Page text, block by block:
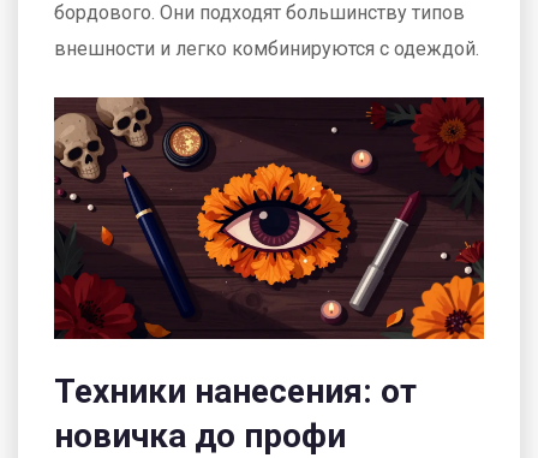
бордового. Они подходят большинству типов
внешности и легко комбинируются с одеждой.
Техники нанесения: от
новичка до профи